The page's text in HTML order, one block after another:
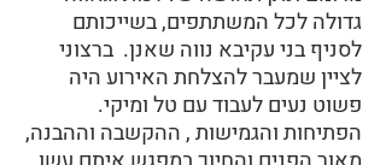
גדולה לכל המשתתפים, בשייכותם
לסניף בני עקיבא נווה שאנן. ברצוני
לציין שמעבר להצלחת האירוע היה
פשוט נעים לעבוד עם טל ומיקי.
הפתיחות והגמישות , ההקשבה וההבנה,